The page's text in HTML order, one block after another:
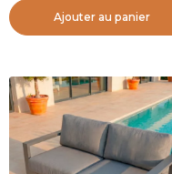
Ajouter au panier